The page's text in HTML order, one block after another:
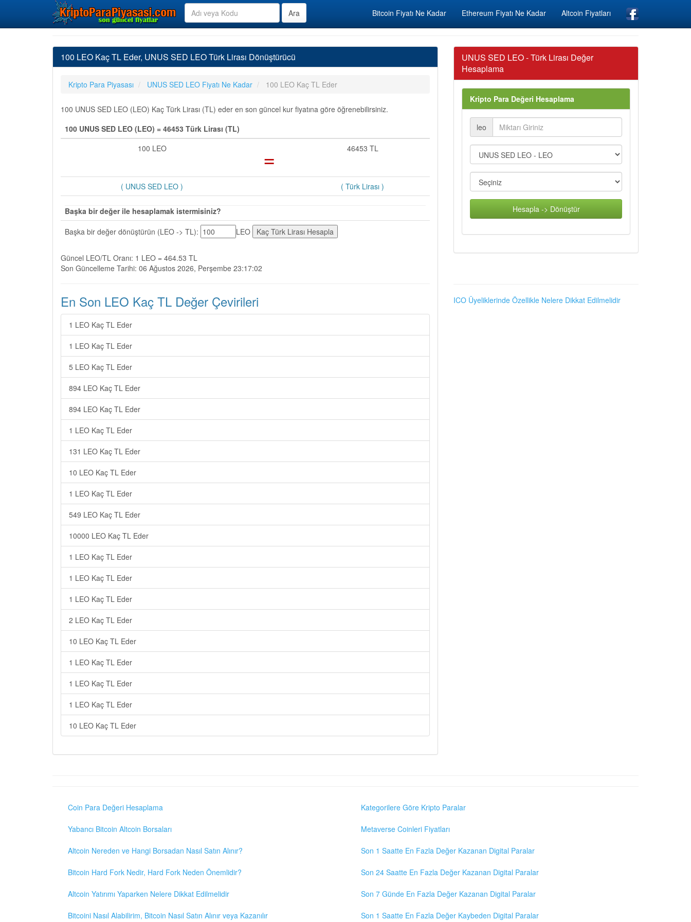
Bitcoin Fiyatı Ne Kadar Ethereum Fiyatı Ne Kadar Altcoin Fiyatları
100 LEO Kaç TL Eder, UNUS SED LEO Türk Lirası Dönüştürücü
Kripto Para Piyasası UNUS SED LEO Fiyatı Ne Kadar 100 LEO Kaç TL Eder
100 UNUS SED LEO (LEO) Kaç Türk Lirası (TL) eder en son güncel kur fiyatına göre öğrenebilirsiniz.
100 UNUS SED LEO (LEO) = 46453 Türk Lirası (TL)
100 LEO
= 46453 TL
( UNUS SED LEO ) ( Türk Lirası )
Başka bir değer ile hesaplamak istermisiniz?
Başka bir değer dönüştürün (LEO -> TL):
LEO
Güncel LEO/TL Oranı: 1 LEO = 464.53 TL
Son Güncelleme Tarihi: 06 Ağustos 2026, Perşembe 23:17:02
En Son LEO Kaç TL Değer Çevirileri
1 LEO Kaç TL Eder
1 LEO Kaç TL Eder
5 LEO Kaç TL Eder
894 LEO Kaç TL Eder
894 LEO Kaç TL Eder
1 LEO Kaç TL Eder
131 LEO Kaç TL Eder
10 LEO Kaç TL Eder
1 LEO Kaç TL Eder
549 LEO Kaç TL Eder
10000 LEO Kaç TL Eder
1 LEO Kaç TL Eder
1 LEO Kaç TL Eder
1 LEO Kaç TL Eder
2 LEO Kaç TL Eder
10 LEO Kaç TL Eder
1 LEO Kaç TL Eder
1 LEO Kaç TL Eder
1 LEO Kaç TL Eder
10 LEO Kaç TL Eder
UNUS SED LEO - Türk Lirası Değer
Hesaplama
Kripto Para Değeri Hesaplama
leo
Hesapla -> Dönüştür
ICO Üyeliklerinde Özellikle Nelere Dikkat Edilmelidir
Coin Para Değeri Hesaplama
Yabancı Bitcoin Altcoin Borsaları
Altcoin Nereden ve Hangi Borsadan Nasıl Satın Alınır?
Bitcoin Hard Fork Nedir, Hard Fork Neden Önemlidir?
Altcoin Yatırımı Yaparken Nelere Dikkat Edilmelidir
Bitcoini Nasıl Alabilirim, Bitcoin Nasıl Satın Alınır veya Kazanılır
Kategorilere Göre Kripto Paralar
Metaverse Coinleri Fiyatları
Son 1 Saatte En Fazla Değer Kazanan Digital Paralar
Son 24 Saatte En Fazla Değer Kazanan Digital Paralar
Son 7 Günde En Fazla Değer Kazanan Digital Paralar
Son 1 Saatte En Fazla Değer Kaybeden Digital Paralar